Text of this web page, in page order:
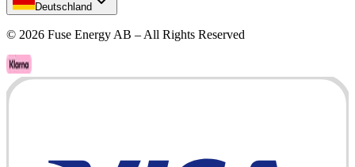
Deutschland
© 2026 Fuse Energy AB – All Rights Reserved